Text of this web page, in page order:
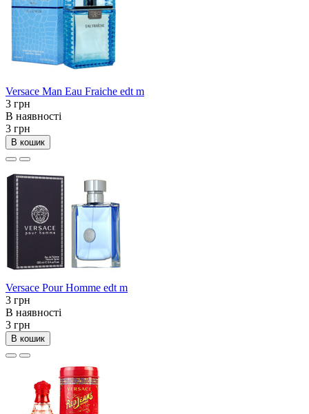
Versace Man Eau Fraiche edt m
3 грн
В наявності
3 грн
В кошик
Versace Pour Homme edt m
3 грн
В наявності
3 грн
В кошик